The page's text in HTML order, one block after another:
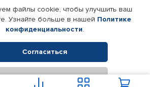
Реквизиты компании
2015-2026. Все права защищены.
файлы cookie, чтобы улучшить ваш
Узнайте больше в нашей Политике
конфиденциальности.
Согласиться
Отклонить